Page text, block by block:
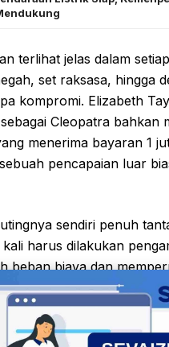
terlihat jelas dalam
set raksasa, hingga
kompromi. Elizabeth
Cleopatra bahkan
menerima bayaran 1
pencapaian luar
sendiri penuh
harus dilakukan
beban biaya dan
hasil akhirnya
yang sulit